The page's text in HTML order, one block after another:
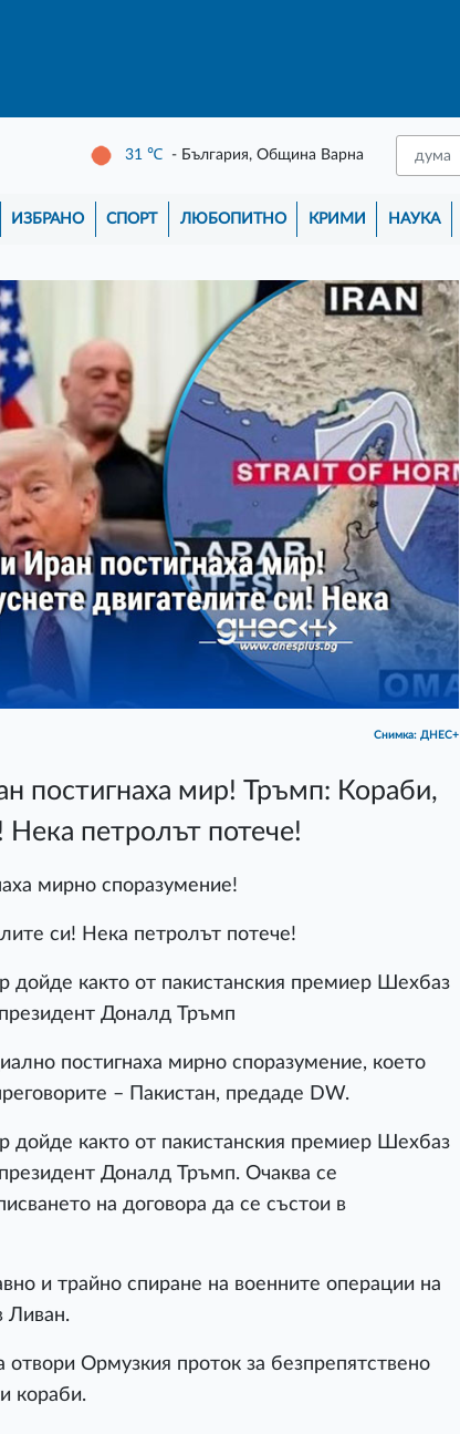
31 ℃ - България, Община Варна
ИЗБРАНО СПОРТ ЛЮБОПИТНО КРИМИ НАУКА
Снимка: ДНЕС+
мир! Тръмп: Кораби,
Нека петролът потече!
мирно споразумение!
си! Нека петролът потече!
дойде както от пакистанския премиер Шехбаз
Доналд Тръмп
постигнаха мирно споразумение, което
– Пакистан, предаде DW.
дойде както от пакистанския премиер Шехбаз
Доналд Тръмп. Очаква се
на договора да се състои в
и трайно спиране на военните операции на
Ливан.
Ормузкия проток за безпрепятствено
кораби.